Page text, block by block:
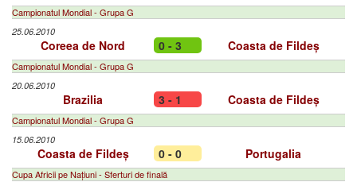
Campionatul Mondial - Grupa G
25.06.2010
Coreea de Nord 0 - 3 Coasta de Fildeș
Campionatul Mondial - Grupa G
20.06.2010
Brazilia 3 - 1 Coasta de Fildeș
Campionatul Mondial - Grupa G
15.06.2010
Coasta de Fildeș 0 - 0 Portugalia
Cupa Africii pe Națiuni - Sferturi de finală